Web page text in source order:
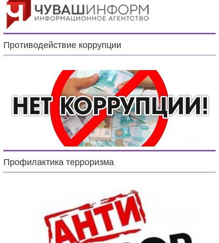
Противодействие коррупции
Профилактика терроризма